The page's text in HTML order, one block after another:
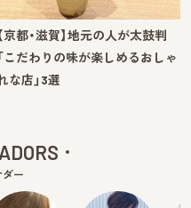
【京都・滋賀】地元の人が太鼓判
こだわりの味が楽しめるおしゃ
な店」3選
ダー